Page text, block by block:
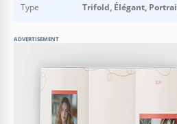
Type
Trifold, Élégant,
ADVERTISEMENT